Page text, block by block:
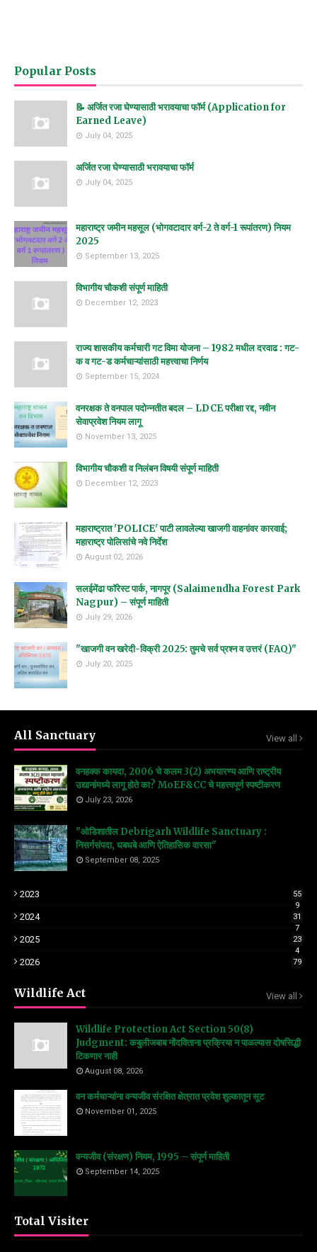
Popular Posts
📝 अर्जित रजा घेण्यासाठी भरावयाचा फॉर्म (Application for
Earned Leave)
July 04, 2025
अर्जित रजा घेण्यासाठी भरावयाचा फॉर्म
July 04, 2025
महाराष्ट्र जमीन महसूल (भोगवटादार वर्ग-2 ते वर्ग-1 रूपांतरण) नियम
2025
September 13, 2025
विभागीय चौकशी संपूर्ण माहिती
December 12, 2023
राज्य शासकीय कर्मचारी गट विमा योजना – 1982 मधील दरवाढ : गट-
क व गट-ड कर्मचाऱ्यांसाठी महत्त्वाचा निर्णय
September 15, 2024
वनरक्षक ते वनपाल पदोन्नतीत बदल – LDCE परीक्षा रद्द, नवीन
सेवाप्रवेश नियम लागू
November 13, 2025
विभागीय चौकशी व निलंबन विषयी संपूर्ण माहिती
December 12, 2023
महाराष्ट्रात 'POLICE' पाटी लावलेल्या खाजगी वाहनांवर कारवाई;
महाराष्ट्र पोलिसांचे नवे निर्देश
August 02, 2026
सलईमेंढा फॉरेस्ट पार्क, नागपूर (Salaimendha Forest Park
Nagpur) – संपूर्ण माहिती
July 29, 2026
"खाजगी वन खरेदी-विक्री 2025: तुमचे सर्व प्रश्न व उत्तरं (FAQ)"
July 20, 2025
All Sanctuary View all
वनहक्क कायदा, 2006 चे कलम 3(2) अभयारण्य आणि राष्ट्रीय
उद्यानांमध्ये लागू होते का? MoEF&CC चे महत्त्वपूर्ण स्पष्टीकरण
July 23, 2026
"ओडिशातील Debrigarh Wildlife Sanctuary :
निसर्गसंपदा, धबधबे आणि ऐतिहासिक वारसा"
September 08, 2025
2023
55
9
2024
31
7
2025
23
4
2026 79
Wildlife Act View all
Wildlife Protection Act Section 50(8)
Judgment: कबुलीजबाब नोंदविताना प्रक्रिया न पाळल्यास दोषसिद्धी
टिकणार नाही
August 08, 2026
वन कर्मचाऱ्यांना वन्यजीव संरक्षित क्षेत्रात प्रवेश शुल्कातून सूट
November 01, 2025
वन्यजीव (संरक्षण) नियम, 1995 – संपूर्ण माहिती
September 14, 2025
Total Visiter